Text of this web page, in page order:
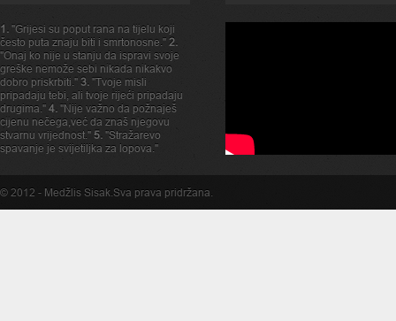
1. "Grijesi su poput rana na tijelu koji
često puta znaju biti i smrtonosne." 2.
"Onaj ko nije u stanju da ispravi svoje
greške nemože sebi nikada nikakvo
dobro priskrbiti." 3. "Tvoje misli
pripadaju tebi, ali tvoje rijeći pripadaju
drugima." 4. "Nije važno da požnaješ
cijenu nečega,već da znaš njegovu
stvarnu vrijednost." 5. "Stražarevo
spavanje je svijetiljka za lopova."
© 2012 - Medžlis Sisak.Sva prava pridržana.